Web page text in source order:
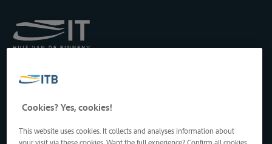
Transport par Batellerie
Drukpersstraat 19
1000 Bruxelles, Belgique
Tél: +32 2 217 09 67
http://www.itb-info.be
Cookies? Yes, cookies!
This website uses cookies. It collects and analyses information about